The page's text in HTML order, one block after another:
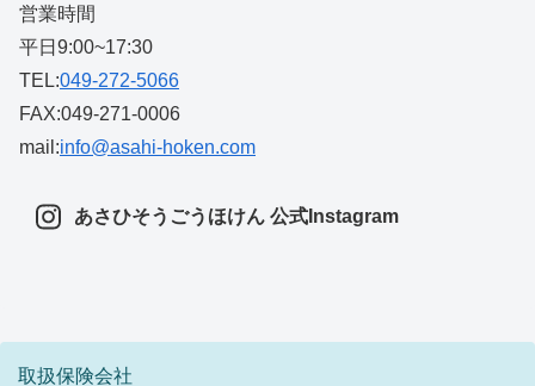
営業時間
平日9:00~17:30
TEL:049-272-5066
FAX:049-271-0006
mail:info@asahi-hoken.com
あさひそうごうほけん 公式Instagram
取扱保険会社